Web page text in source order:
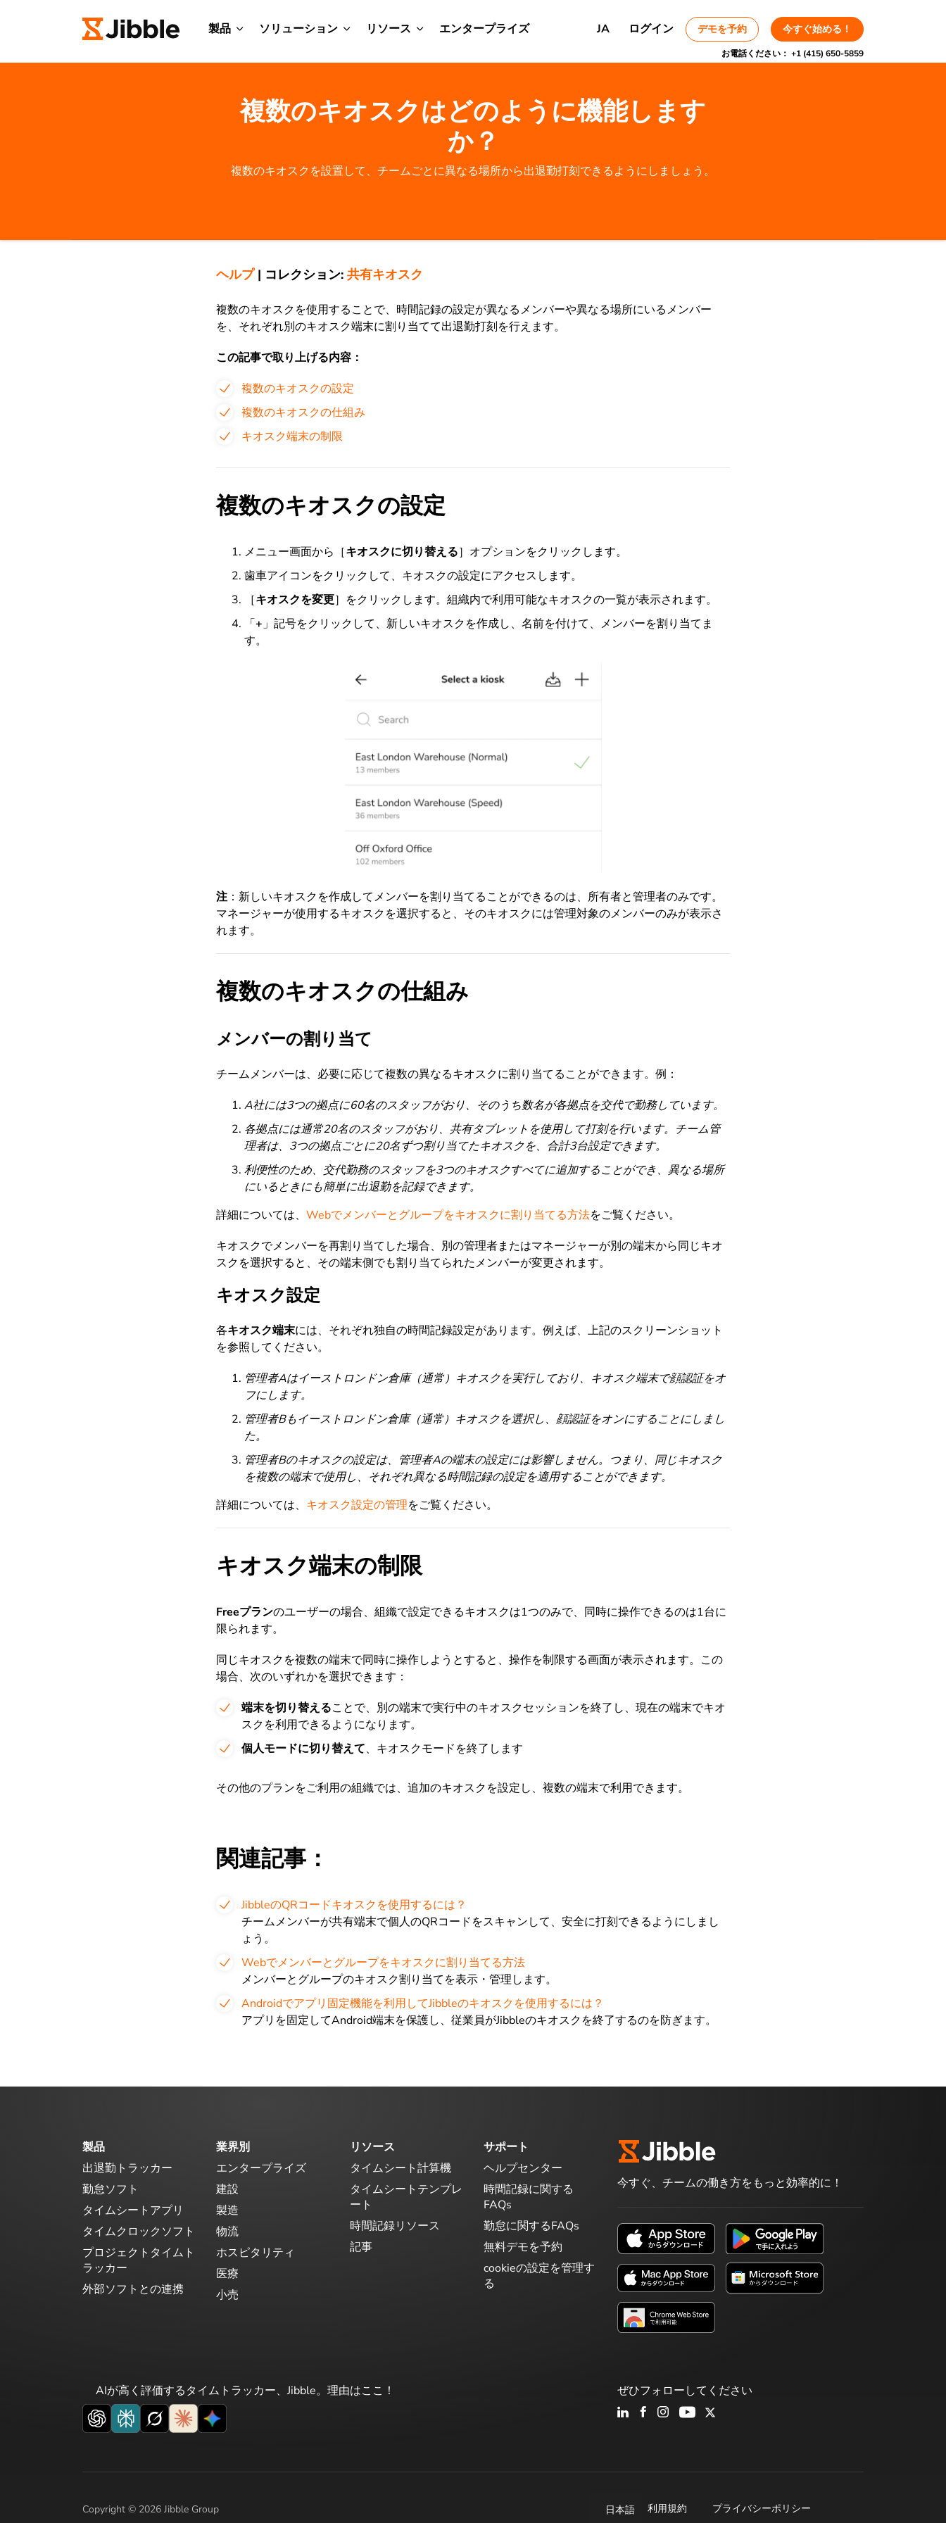
製品 ソリューション リソース エンタープライズ JA ログイン デモを予約 今すぐ始める！
お電話ください： +1 (415) 650-5859
複数のキオスクはどのように機能します
か？
複数のキオスクを設置して、チームごとに異なる場所から出退勤打刻できるようにしましょう。
ヘルプ| コレクション: 共有キオスク
複数のキオスクを使用することで、時間記録の設定が異なるメンバーや異なる場所にいるメンバー
を、それぞれ別のキオスク端末に割り当てて出退勤打刻を行えます。
この記事で取り上げる内容：
複数のキオスクの設定
複数のキオスクの仕組み
キオスク端末の制限
複数のキオスクの設定
メニュー画面から［キオスクに切り替える］オプションをクリックします。
歯車アイコンをクリックして、キオスクの設定にアクセスします。
［キオスクを変更］をクリックします。組織内で利用可能なキオスクの一覧が表示されます。
「+」記号をクリックして、新しいキオスクを作成し、名前を付けて、メンバーを割り当てま
す。
注：新しいキオスクを作成してメンバーを割り当てることができるのは、所有者と管理者のみです。
マネージャーが使用するキオスクを選択すると、そのキオスクには管理対象のメンバーのみが表示さ
れます。
複数のキオスクの仕組み
メンバーの割り当て
チームメンバーは、必要に応じて複数の異なるキオスクに割り当てることができます。例：
A社には3つの拠点に60名のスタッフがおり、そのうち数名が各拠点を交代で勤務しています。
各拠点には通常20名のスタッフがおり、共有タブレットを使用して打刻を行います。チーム管
理者は、3つの拠点ごとに20名ずつ割り当てたキオスクを、合計3台設定できます。
利便性のため、交代勤務のスタッフを3つのキオスクすべてに追加することができ、異なる場所
にいるときにも簡単に出退勤を記録できます。
詳細については、 Webでメンバーとグループをキオスクに割り当てる方法をご覧ください。
キオスクでメンバーを再割り当てした場合、別の管理者またはマネージャーが別の端末から同じキオ
スクを選択すると、その端末側でも割り当てられたメンバーが変更されます。
キオスク設定
各キオスク端末には、それぞれ独自の時間記録設定があります。例えば、上記のスクリーンショット
を参照してください。
管理者Aはイーストロンドン倉庫（通常）キオスクを実行しており、キオスク端末で顔認証をオ
フにします。
管理者Bもイーストロンドン倉庫（通常）キオスクを選択し、顔認証をオンにすることにしまし
た。
管理者Bのキオスクの設定は、管理者Aの端末の設定には影響しません。つまり、同じキオスク
を複数の端末で使用し、それぞれ異なる時間記録の設定を適用することができます。
詳細については、 キオスク設定の管理をご覧ください。
キオスク端末の制限
Freeプランのユーザーの場合、組織で設定できるキオスクは1つのみで、同時に操作できるのは1台に
限られます。
同じキオスクを複数の端末で同時に操作しようとすると、操作を制限する画面が表示されます。 この
場合、次のいずれかを選択できます：
端末を切り替えることで、別の端末で実行中のキオスクセッションを終了し、現在の端末でキオ
スクを利用できるようになります。
個人モードに切り替えて、キオスクモードを終了します
その他のプランをご利用の組織では、追加のキオスクを設定し、複数の端末で利用できます。
関連記事：
JibbleのQRコードキオスクを使用するには？
チームメンバーが共有端末で個人のQRコードをスキャンして、安全に打刻できるようにしまし
ょう。
Webでメンバーとグループをキオスクに割り当てる方法
メンバーとグループのキオスク割り当てを表示・管理します。
Androidでアプリ固定機能を利用してJibbleのキオスクを使用するには？
アプリを固定してAndroid端末を保護し、従業員がJibbleのキオスクを終了するのを防ぎます。
製品
出退勤トラッカー
勤怠ソフト
タイムシートアプリ
タイムクロックソフト
プロジェクトタイムト
ラッカー
外部ソフトとの連携
業界別
エンタープライズ
建設
製造
物流
ホスピタリティ
医療
小売
リソース
タイムシート計算機
タイムシートテンプレ
ート
時間記録リソース
記事
サポート
ヘルプセンター
時間記録に関する
FAQs
勤怠に関するFAQs
無料デモを予約
cookieの設定を管理す
る
今すぐ、チームの働き方をもっと効率的に！
AIが高く評価するタイムトラッカー、Jibble。理由はここ！ ぜひフォローしてください
Copyright © 2026 Jibble Group 日本語 利用規約 プライバシーポリシー